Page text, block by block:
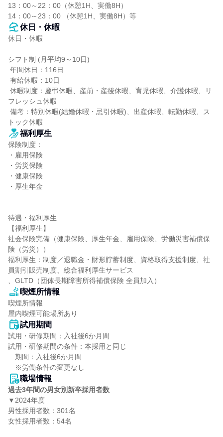
13：00～22：00（休憩1H、実働8H）
14：00～23：00 （休憩1H、実働8H）等
休日・休暇
休日・休暇
シフト制 (月平均9～10日)
フレッシュ休暇
トック休暇
福利厚生
保険制度：
・雇用保険
・労災保険
・健康保険
・厚生年金
待遇・福利厚生
【福利厚生】
社会保険完備（健康保険、厚生年金、雇用保険、労働災害補償保
険（労災））
福利厚生：制度／退職金・財形貯蓄制度、資格取得支援制度、社
員割引販売制度、総合福利厚生サービス
、GLTD（団体長期障害所得補償保険 全員加入）
喫煙所情報
喫煙所情報
屋内喫煙可能場所あり
試用期間
試用・研修期間：入社後6か月間
試用・研修期間の条件：本採用と同じ
期間：入社後6か月間
職場情報
過去3年間の男女別新卒採用者数
▼2024年度
男性採用者数：301名
女性採用者数：54名